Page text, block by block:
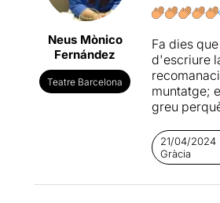
passar
Francisco
escriureEl
forma de
perLos
(2002),
(2003) que
com a una
destacada
espanyola.
Neus Mònico
Fernández
Teatre Barcelona
Fa dies
d'escriure
muntatge;
greu
teatrals
últimament,
entrades
21/04/2024
Gràcia